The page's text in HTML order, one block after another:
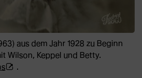
aus dem Jahr 1928 zu Beginn
Wilson, Keppel und Betty.
(Öffnet
.